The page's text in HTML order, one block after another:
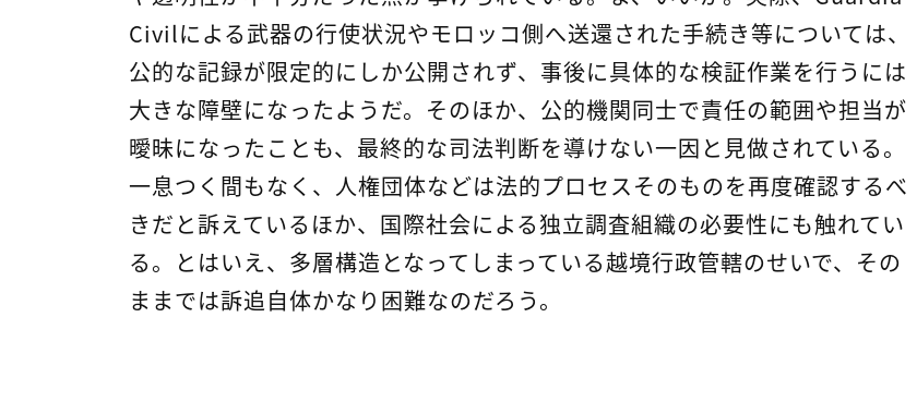
Civilによる武器の行使状況やモロッコ側へ送還された手続き等については、
公的な記録が限定的にしか公開されず、事後に具体的な検証作業を行うには
大きな障壁になったようだ。そのほか、公的機関同士で責任の範囲や担当が
曖昧になったことも、最終的な司法判断を導けない一因と見做されている。
一息つく間もなく、人権団体などは法的プロセスそのものを再度確認するべ
きだと訴えているほか、国際社会による独立調査組織の必要性にも触れてい
る。とはいえ、多層構造となってしまっている越境行政管轄のせいで、その
ままでは訴追自体かなり困難なのだろう。